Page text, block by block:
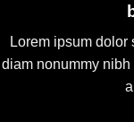
Lorem ipsum dolor
diam nonummy